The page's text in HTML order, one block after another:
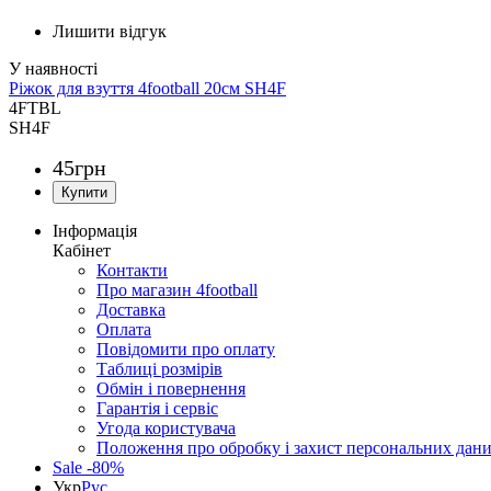
Лишити відгук
Ріжок для взуття 4football 20см SH4F
4FTBL
SH4F
45грн
Інформація
Кабінет
Контакти
Про магазин 4football
Доставка
Оплата
Повідомити про оплату
Таблиці розмірів
Обмін і повернення
Гарантія і сервіс
Угода користувача
Положення про обробку і захист персональних
Sale -80%
УкрРус